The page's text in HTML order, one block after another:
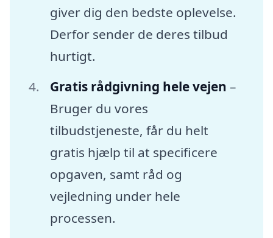
giver dig den bedste oplevelse.
Derfor sender de deres tilbud
hurtigt.
Gratis rådgivning hele vejen –
Bruger du vores
tilbudstjeneste, får du helt
gratis hjælp til at specificere
opgaven, samt råd og
vejledning under hele
processen.